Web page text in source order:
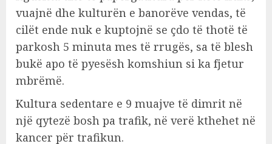
vuajnë dhe kulturën e banorëve vendas, të
cilët ende nuk e kuptojnë se çdo të thotë të
parkosh 5 minuta mes të rrugës, sa të blesh
bukë apo të pyesësh komshiun si ka fjetur
mbrëmë.
Kultura sedentare e 9 muajve të dimrit në
një qytezë bosh pa trafik, në verë kthehet në
kancer për trafikun.